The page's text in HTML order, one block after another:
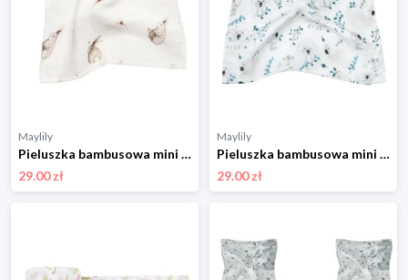
Maylily
Pieluszka bambusowa mini 25x25 - Szaraczki
29.00 zł
Maylily
Pieluszka bambusowa mini 25x25 - Ale koale
29.00 zł